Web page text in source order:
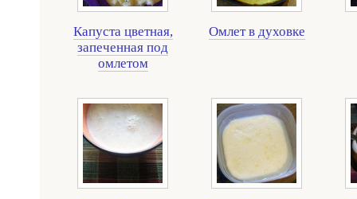
Капуста цветная,
запеченная под
омлетом
Омлет в духовке